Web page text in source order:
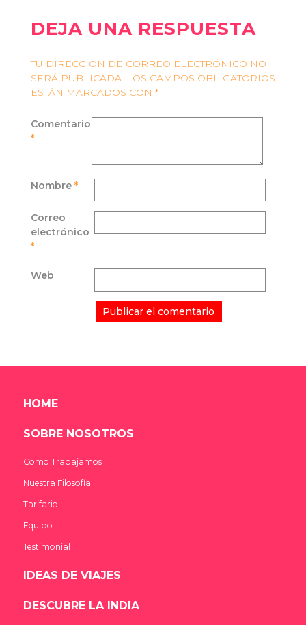
DEJA UNA RESPUESTA
TU DIRECCIÓN DE CORREO ELECTRÓNICO NO
SERÁ PUBLICADA. LOS CAMPOS OBLIGATORIOS
ESTÁN MARCADOS CON *
Comentario
*
Nombre *
Correo
electrónico
*
Web
HOME
SOBRE NOSOTROS
Como Trabajamos
Nuestra Filosofía
Tarifario
Equipo
Testimonial
IDEAS DE VIAJES
DESCUBRE LA INDIA